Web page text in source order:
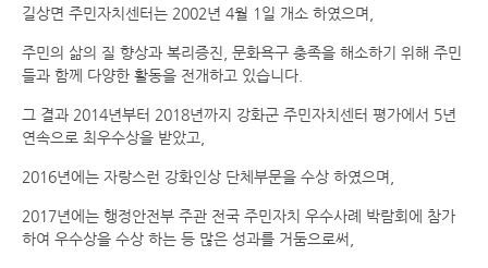
길상면 주민자치센터는 2002년 4월 1일 개소 하였으며,
주민의 삶의 질 향상과 복리증진, 문화욕구 충족을 해소하기 위해 주민
들과 함께 다양한 활동을 전개하고 있습니다.
그 결과 2014년부터 2018년까지 강화군 주민자치센터 평가에서 5년
연속으로 최우수상을 받았고,
2016년에는 자랑스런 강화인상 단체부문을 수상 하였으며,
2017년에는 행정안전부 주관 전국 주민자치 우수사례 박람회에 참가
하여 우수상을 수상 하는 등 많은 성과를 거둠으로써,